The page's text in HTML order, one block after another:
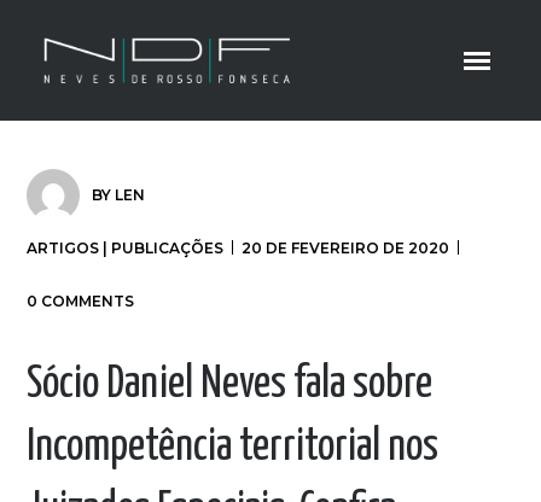
BY LEN
ARTIGOS | PUBLICAÇÕES 20 DE FEVEREIRO DE 2020
0 COMMENTS
Sócio Daniel Neves fala sobre
Incompetência territorial nos